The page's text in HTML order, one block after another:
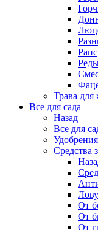
Рапс
Трава
Все для сада
Назад
Все для
Удобрения
Средства
От
От
От